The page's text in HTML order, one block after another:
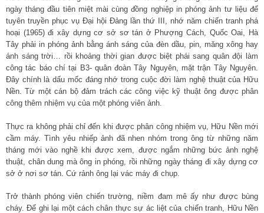
ngày tháng đầu tiên miệt mài cùng đồng nghiệp in phóng ảnh tư liệu để
tuyên truyền phục vụ Đại hội Đảng lần thứ III, nhớ năm chiến tranh phá
hoại (1965) đi xây dựng cơ sở sơ tán ở Phượng Cách, Quốc Oai, Hà
Tây phải in phóng ảnh bằng ánh sáng của đèn dầu, pin, măng xông hay
ánh sáng trời… rồi khoảng thời gian được biệt phái sang quân đội làm
công tác báo chí tại B3- quân đoàn Tây Nguyên, mặt trận Tây Nguyên.
Đây chính là dấu mốc đáng nhớ trong cuộc đời làm nghệ thuật của Hữu
Nền. Từ một cán bộ đảm trách các công việc kỹ thuật ông được phân
công thêm nhiệm vụ của một phóng viên ảnh.
Thực ra không phải chỉ đến khi được phân công nhiệm vụ, Hữu Nền mới
cầm máy. Tình yêu nhiếp ảnh đã nhen nhóm trong ông từ những năm
tháng mới vào nghề khi được xem, được ngắm những bức ảnh nghệ
thuật, chân dung mà ông in phóng, rồi những ngày tháng đi xây dựng cơ
sở ở nơi sơ tán. Cứ rảnh ông lại vác máy đi chụp.
Trở thành phóng viên chiến trường, niềm đam mê ấy như được bùng
cháy. Để ghi lại một cách chân thực sự ác liệt của chiến tranh, Hữu Nền